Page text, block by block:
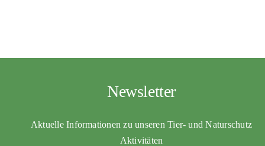
Newsletter
Aktuelle Informationen zu unseren Tier- und Naturschutz
Aktivitäten